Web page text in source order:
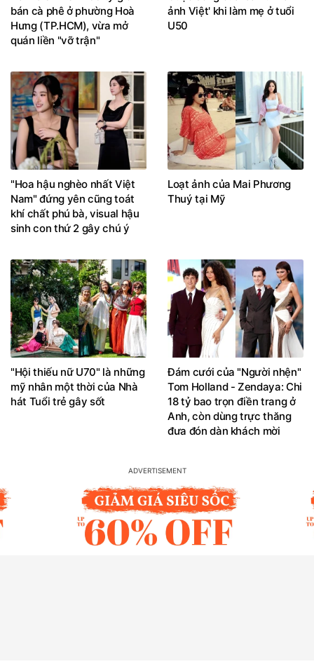
bán cà phê ở phường Hoà
Hưng (TP.HCM), vừa mở
quán liền "vỡ trận"
ảnh Việt' khi làm mẹ ở tuổi
U50
"Hoa hậu nghèo nhất Việt
Nam" đứng yên cũng toát
khí chất phú bà, visual hậu
sinh con thứ 2 gây chú ý
Loạt ảnh của Mai Phương
Thuý tại Mỹ
"Hội thiếu nữ U70" là những
mỹ nhân một thời của Nhà
hát Tuổi trẻ gây sốt
Đám cưới của "Người nhện"
Tom Holland - Zendaya: Chi
18 tỷ bao trọn điền trang ở
Anh, còn dùng trực thăng
đưa đón dàn khách mời